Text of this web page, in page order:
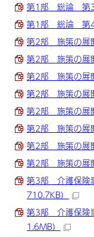
第1部 総論 第3
第1部 総論 第4
第2部 施策の展
第2部 施策の展
第2部 施策の展
第2部 施策の展
第2部 施策の展
第2部 施策の展
第2部 施策の展
第2部 施策の展
第3部 介護保険
710.7KB）
第3部 介護保険
1.6MB）